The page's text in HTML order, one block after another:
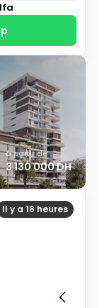
à partir de
3 130 000 DH
Il y a 18 heures